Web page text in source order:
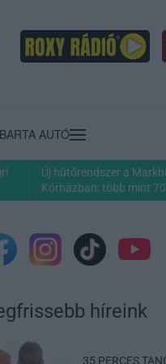
BARTA AUTÓ
Új hűtőrendszer a
Kórházban: több mint
híreink
35 PERCES